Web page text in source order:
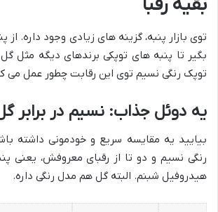
بقیه رقبا
توی بازار پنبه، گزینه های زیادی وجود داره. از
بگیر تا پنبه های توپکی برندهای دیگه مثل
توپک رنگی نسیم توی این رقابت چطور عمل می
یه دوئل جذاب: نسیم در برابر
بیایید یه مقایسه سریع و خودمونی داشته
رنگی نسیم و دو تا از رقبای معروفش، یعنی
هیدروفیل شبنم. البته گل هم مدل رنگی داره.